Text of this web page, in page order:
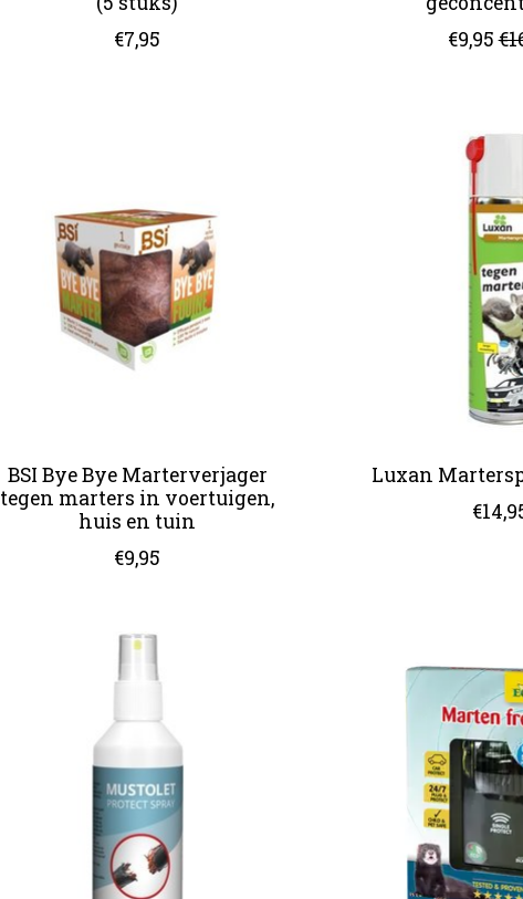
€7,95
€9,95
BSI Bye Bye Marterverjager
tegen marters in voertuigen,
huis en tuin
€9,95
Luxan